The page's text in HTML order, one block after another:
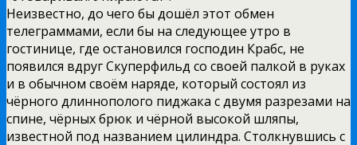
Неизвестно, до чего бы дошёл этот обмен
телеграммами, если бы на следующее утро в
гостинице, где остановился господин Крабс, не
появился вдруг Скуперфильд со своей палкой в руках
и в обычном своём наряде, который состоял из
чёрного длиннополого пиджака с двумя разрезами на
спине, чёрных брюк и чёрной высокой шляпы,
известной под названием цилиндра. Столкнувшись с